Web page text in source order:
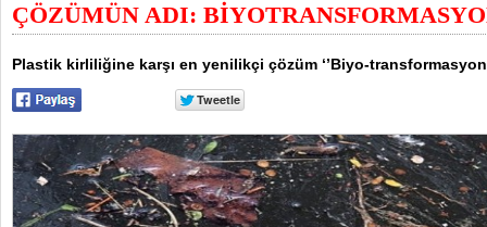
ÇÖZÜMÜN ADI:
Plastik kirliliğine karşı en yenilikçi çözüm ‘’Biyo-